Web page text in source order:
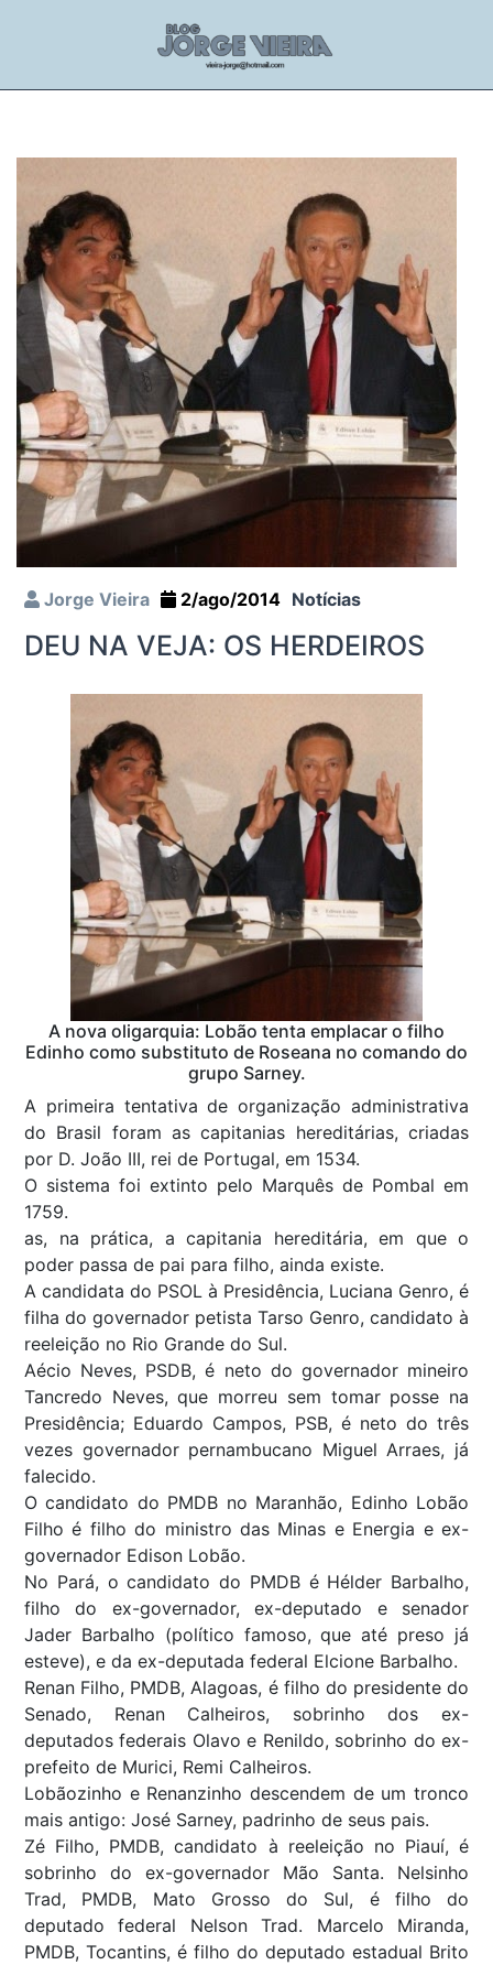
Jorge Vieira 2/ago/2014 Notícias
DEU NA VEJA: OS HERDEIROS
A nova oligarquia: Lobão tenta emplacar o filho
Edinho como substituto de Roseana no comando do
grupo Sarney.
A primeira tentativa de organização administrativa
do Brasil foram as capitanias hereditárias, criadas
por D. João III, rei de Portugal, em 1534.
O sistema foi extinto pelo Marquês de Pombal em
1759.
as, na prática, a capitania hereditária, em que o
poder passa de pai para filho, ainda existe.
A candidata do PSOL à Presidência, Luciana Genro, é
filha do governador petista Tarso Genro, candidato à
reeleição no Rio Grande do Sul.
Aécio Neves, PSDB, é neto do governador mineiro
Tancredo Neves, que morreu sem tomar posse na
Presidência; Eduardo Campos, PSB, é neto do três
vezes governador pernambucano Miguel Arraes, já
falecido.
O candidato do PMDB no Maranhão, Edinho Lobão
Filho é filho do ministro das Minas e Energia e ex-
governador Edison Lobão.
No Pará, o candidato do PMDB é Hélder Barbalho,
filho do ex-governador, ex-deputado e senador
Jader Barbalho (político famoso, que até preso já
esteve), e da ex-deputada federal Elcione Barbalho.
Renan Filho, PMDB, Alagoas, é filho do presidente do
Senado, Renan Calheiros, sobrinho dos ex-
deputados federais Olavo e Renildo, sobrinho do ex-
prefeito de Murici, Remi Calheiros.
Lobãozinho e Renanzinho descendem de um tronco
mais antigo: José Sarney, padrinho de seus pais.
Zé Filho, PMDB, candidato à reeleição no Piauí, é
sobrinho do ex-governador Mão Santa. Nelsinho
Trad, PMDB, Mato Grosso do Sul, é filho do
deputado federal Nelson Trad. Marcelo Miranda,
PMDB, Tocantins, é filho do deputado estadual Brito